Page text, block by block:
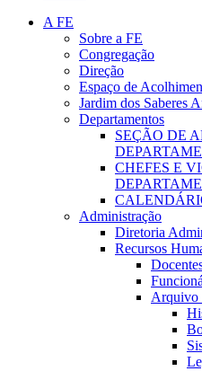
A FE
Sobre a FE
Congregação
Direção
Espaço de
Jardim dos Saberes
Departamentos
SEÇÃO DE
CHEFES E
Administração
Diretoria
Recursos
Arquivo